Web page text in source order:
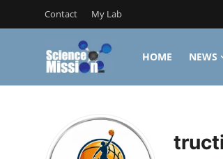
Contact My Lab
HOME NEWS
Login
Contact